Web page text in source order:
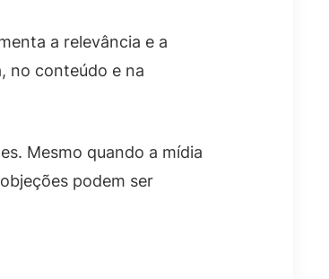
a relevância e a
no conteúdo e na
Mesmo quando a mídia
podem ser